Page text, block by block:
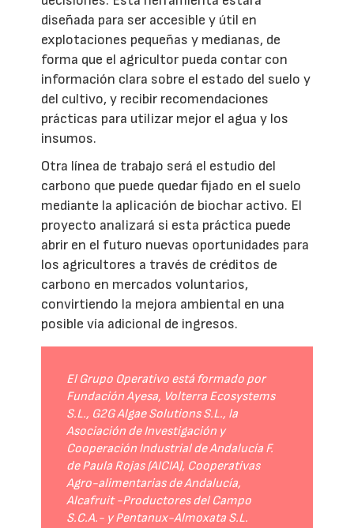
diseñada para ser accesible y útil en
explotaciones pequeñas y medianas, de
forma que el agricultor pueda contar con
información clara sobre el estado del suelo y
del cultivo, y recibir recomendaciones
prácticas para utilizar mejor el agua y los
insumos.
Otra línea de trabajo será el estudio del
carbono que puede quedar fijado en el suelo
mediante la aplicación de biochar activo. El
proyecto analizará si esta práctica puede
abrir en el futuro nuevas oportunidades para
los agricultores a través de créditos de
carbono en mercados voluntarios,
convirtiendo la mejora ambiental en una
posible vía adicional de ingresos.
El Grupo Operativo está formado por
Fundación Ayesa, Volterra Ecosystems
S.L., G2G Algae Solutions S.L., la
Asociación de Investigación y
Cooperación Industrial de Andalucía F.
de Paula Rojas (AICIA), Cooperativas
Agro-alimentarias de Andalucía,
Alcafruit -Productores del Campo
S.C.A.- y Pentanux-Almoxata S.L.